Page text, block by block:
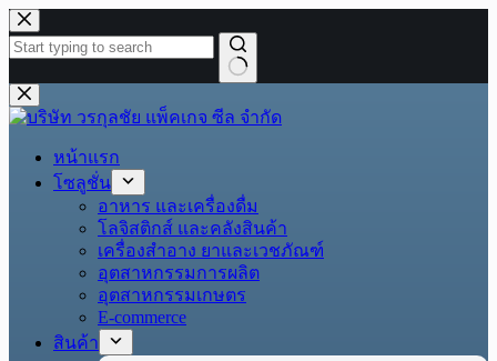
หน้าแรก
โซลูชั่น
อาหาร และเครื่องดื่ม
โลจิสติกส์ และคลังสินค้า
เครื่องสำอาง ยาและเวชภัณฑ์
อุตสาหกรรมการผลิต
อุตสาหกรรมเกษตร
E-commerce
สินค้า